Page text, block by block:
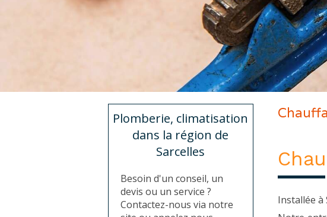
Installée à
Plomberie, climatisation
dans la région de
Sarcelles
Besoin d'un conseil, un
devis ou un service ?
Contactez-nous via notre